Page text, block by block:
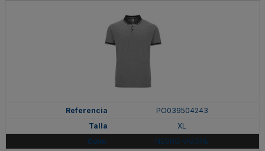
PO039504243
XL
NEGRO VIGORE